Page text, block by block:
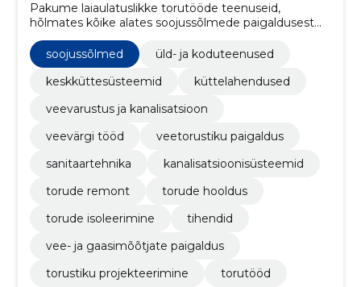
Pakume laiaulatuslikke torutööde teenuseid,
hõlmates kõike alates soojussõlmede paigaldusest
kuni veevarustuse, kanalisatsioonisüsteemide ja
veevärgi töödeni.
soojussõlmed
üld- ja koduteenused
keskküttesüsteemid
küttelahendused
veevarustus ja kanalisatsioon
veevärgi tööd
veetorustiku paigaldus
sanitaartehnika
kanalisatsioonisüsteemid
torude remont
torude hooldus
torude isoleerimine
tihendid
vee- ja gaasimõõtjate paigaldus
torustiku projekteerimine
torutööd